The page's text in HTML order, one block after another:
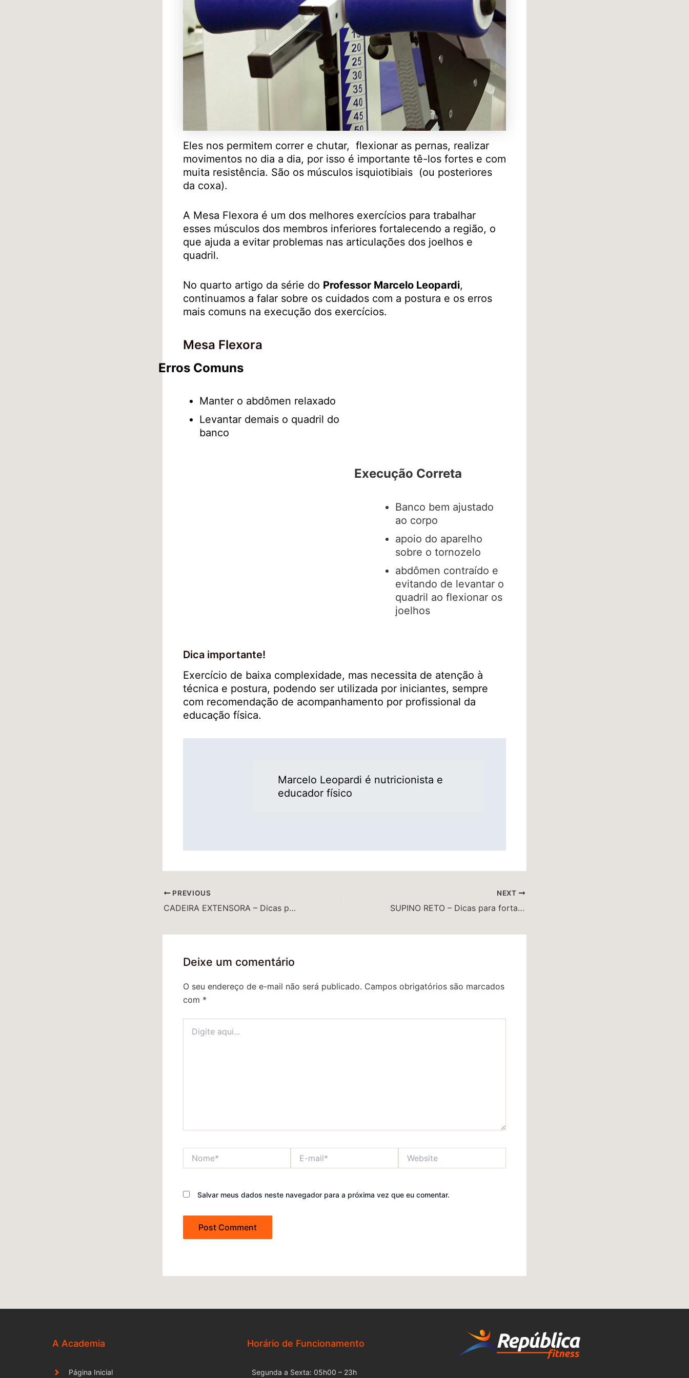
Eles nos permitem correr e chutar, flexionar as pernas, realizar
movimentos no dia a dia, por isso é importante tê-los fortes e com
muita resistência. São os músculos isquiotibiais (ou posteriores
da coxa).
A Mesa Flexora é um dos melhores exercícios para trabalhar
esses músculos dos membros inferiores fortalecendo a região, o
que ajuda a evitar problemas nas articulações dos joelhos e
quadril.
No quarto artigo da série do Professor Marcelo Leopardi,
continuamos a falar sobre os cuidados com a postura e os erros
mais comuns na execução dos exercícios.
Mesa Flexora
Erros Comuns
Manter o abdômen relaxado
Levantar demais o quadril do
banco
Execução Correta
Banco bem ajustado
ao corpo
apoio do aparelho
sobre o tornozelo
abdômen contraído e
evitando de levantar o
quadril ao flexionar os
joelhos
Dica importante!
Exercício de baixa complexidade, mas necessita de atenção à
técnica e postura, podendo ser utilizada por iniciantes, sempre
com recomendação de acompanhamento por profissional da
educação física.
Marcelo Leopardi é nutricionista e
educador físico
PREVIOUS
CADEIRA EXTENSORA – Dicas para fortalecer músculos sem sofrer lesões
NEXT
SUPINO RETO – Dicas para fortalecer músculos sem sofrer lesões
Deixe um comentário
O seu endereço de e-mail não será publicado. Campos obrigatórios são marcados
com *
aqui...
mail*
Salvar meus dados neste navegador para a próxima vez que eu comentar.
A Academia
Página Inicial
Horário de Funcionamento
Segunda a Sexta: 05h00 – 23h